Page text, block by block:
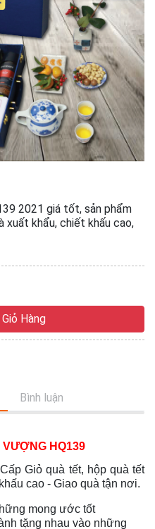
2021 giá tốt, sản phẩm
xuất khẩu, chiết khấu cao,
Hàng
Bình luận
VƯỢNG HQ139
Giỏ quà tết, hộp quà tết
cao - Giao quà tận nơi.
mong ước tốt
tặng nhau vào những